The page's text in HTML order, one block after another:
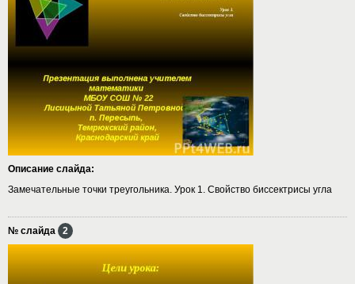
Описание слайда:
Замечательные точки треугольника. Урок 1. Свойство биссектрисы угла
№ слайда 2